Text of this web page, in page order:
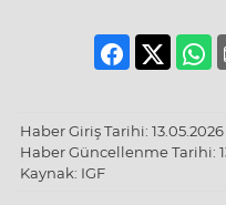
Haber Giriş Tarihi: 13.05.2026
Haber Güncellenme Tarihi:
Kaynak: IGF